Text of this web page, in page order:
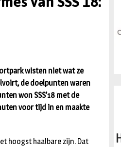
wisten niet wat ze
de doelpunten waren
won SSS’18 met de
voor tijd in en maakte
hoogst haalbare zijn. Dat